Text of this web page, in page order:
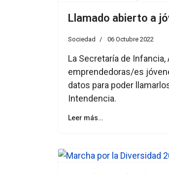
Llamado abierto a
Sociedad 06 Octubre 2022
La Secretaría de
emprendedoras/es
datos para poder
Intendencia.
Leer más…